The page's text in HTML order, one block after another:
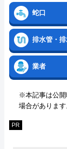
蛇口
排水管・排
業者
※本記事は公開
場合がありま
PR